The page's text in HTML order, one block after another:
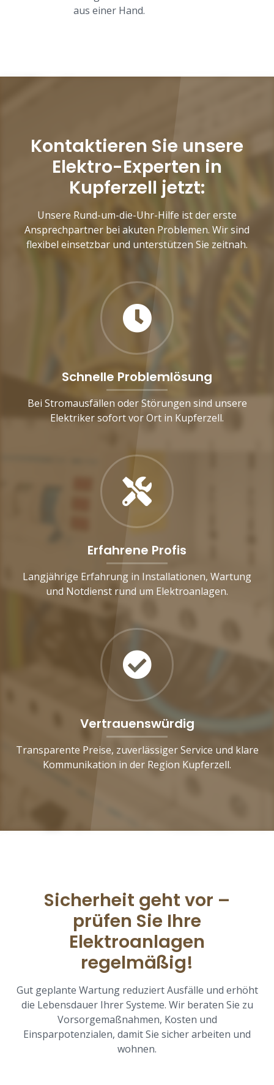
aus einer Hand.
Kontaktieren Sie unsere
Elektro-Experten in
Kupferzell jetzt:
Unsere Rund-um-die-Uhr-Hilfe ist der erste
Ansprechpartner bei akuten Problemen. Wir sind
flexibel einsetzbar und unterstützen Sie zeitnah.
Schnelle Problemlösung
Bei Stromausfällen oder Störungen sind unsere
Elektriker sofort vor Ort in Kupferzell.
Erfahrene Profis
Langjährige Erfahrung in Installationen, Wartung
und Notdienst rund um Elektroanlagen.
Vertrauenswürdig
Transparente Preise, zuverlässiger Service und klare
Kommunikation in der Region Kupferzell.
Sicherheit geht vor –
prüfen Sie Ihre
Elektroanlagen
regelmäßig!
Gut geplante Wartung reduziert Ausfälle und erhöht
die Lebensdauer Ihrer Systeme. Wir beraten Sie zu
Vorsorgemaßnahmen, Kosten und
Einsparpotenzialen, damit Sie sicher arbeiten und
wohnen.